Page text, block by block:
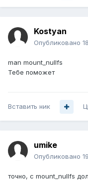
Kostyan
Опубликовано
man mount_nullfs
Тебе поможет
Вставить ник
umike
Опубликовано
точно, с mount_nullfs